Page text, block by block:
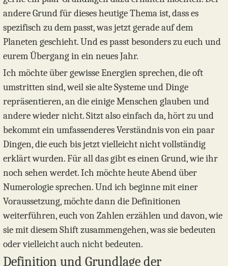
andere Grund für dieses heutige Thema ist, dass es
spezifisch zu dem passt, was jetzt gerade auf dem
Planeten geschieht. Und es passt besonders zu euch und
eurem Übergang in ein neues Jahr.
Ich möchte über gewisse Energien sprechen, die oft
umstritten sind, weil sie alte Systeme und Dinge
repräsentieren, an die einige Menschen glauben und
andere wieder nicht. Sitzt also einfach da, hört zu und
bekommt ein umfassenderes Verständnis von ein paar
Dingen, die euch bis jetzt vielleicht nicht vollständig
erklärt wurden. Für all das gibt es einen Grund, wie ihr
noch sehen werdet. Ich möchte heute Abend über
Numerologie sprechen. Und ich beginne mit einer
Voraussetzung, möchte dann die Definitionen
weiterführen, euch von Zahlen erzählen und davon, wie
sie mit diesem Shift zusammengehen, was sie bedeuten
oder vielleicht auch nicht bedeuten.
Definition und Grundlage der